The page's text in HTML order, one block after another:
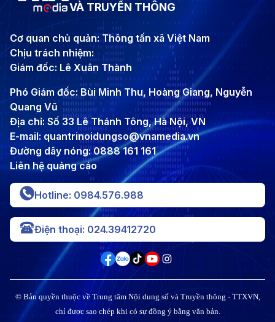
VÀ TRUYỀN THÔNG
Cơ quan chủ quản: Thông tấn xã Việt Nam
Chịu trách nhiệm:
Giám đốc: Lê Xuân Thành
Phó Giám đốc: Bùi Minh Thu, Hoàng Giang, Nguyễn
Quang Vũ
Địa chỉ: Số 33 Lê Thánh Tông, Hà Nội, VN
E-mail: quantrinoidungso@vnamedia.vn
Đường dây nóng: 0888 161 161
Liên hệ quảng cáo
Hotline: 0984.576.988
Điện thoại: 024.39412720
© Bản quyền thuộc về Trung tâm Nội dung số và Truyền thông - TTXVN,
chỉ được sao chép khi có sự đồng ý bằng văn bản.